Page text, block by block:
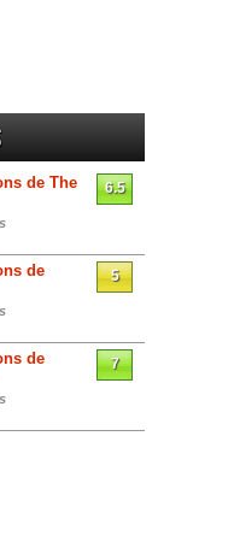
de The
6.5
de
5
de
7